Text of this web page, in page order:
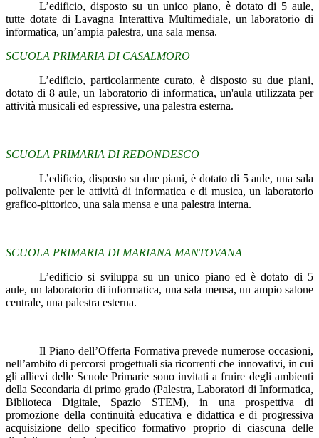
L’edificio, disposto su un unico piano, è dotato di 5 aule,
tutte dotate di Lavagna Interattiva Multimediale, un laboratorio di
informatica, un’ampia palestra, una sala mensa.
SCUOLA PRIMARIA DI CASALMORO
L’edificio, particolarmente curato, è disposto su due piani,
dotato di 8 aule, un laboratorio di informatica, un'aula utilizzata per
attività musicali ed espressive, una palestra esterna.
SCUOLA PRIMARIA DI REDONDESCO
L’edificio, disposto su due piani, è dotato di 5 aule, una sala
polivalente per le attività di informatica e di musica, un laboratorio
grafico-pittorico, una sala mensa e una palestra interna.
SCUOLA PRIMARIA DI MARIANA MANTOVANA
L’edificio si sviluppa su un unico piano ed è dotato di 5
aule, un laboratorio di informatica, una sala mensa, un ampio salone
centrale, una palestra esterna.
Il Piano dell’Offerta Formativa prevede numerose occasioni,
nell’ambito di percorsi progettuali sia ricorrenti che innovativi, in cui
gli allievi delle Scuole Primarie sono invitati a fruire degli ambienti
della Secondaria di primo grado (Palestra, Laboratori di Informatica,
Biblioteca Digitale, Spazio STEM), in una prospettiva di
promozione della continuità educativa e didattica e di progressiva
acquisizione dello specifico formativo proprio di ciascuna delle